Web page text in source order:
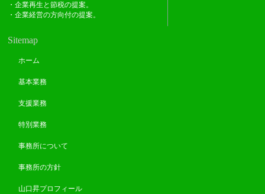
・企業再生と節税の提案。
・企業経営の方向付の提案。
Sitemap
ホーム
基本業務
支援業務
特別業務
事務所について
事務所の方針
山口昇プロフィール